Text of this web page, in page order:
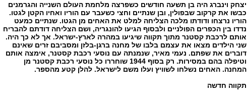
יצחק וינברג היה בן תשעה חודשים כשפרצה מלחמת העולם השנייה והגרמנים
כבשו את קרקוב שבפולין, ובן שנתיים וחצי כשעבר עם הוריו ואחיו הקטן לגטו.
הוריו נרצחו ודודתו מלכה הצליחה למלט את האחים מן הגטו. שנתיים כמעט
נדדו בין הכפרים הפולניים ולבסוף הגיעו להונגריה, ושם הצליחה דודתם להבריח
אותם לרכבת קסטנר מתוך תקווה שיגיעו במהרה לארץ-ישראל. אך לא כך היה.
שני הילדים מצאו את עצמם בלבו של מחנה ברגן-בלזן ומסביבם זרים שאינם
דוברים את שפתם. נעמי מאיר, שנמנתה עם נוסעי רכבת קסטנר, אימצה אותם
וטיפלה בהם במסירות. רק בסוף 1944 שוחררו כל נוסעי רכבת קסטנר מן
המחנה. האחים נשלחו לשוויץ ועלו משם לישראל. להלן קטע מהספר.
תקווה חדשה